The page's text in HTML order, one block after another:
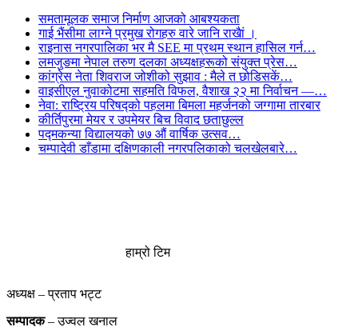
समतामूलक समाज निर्माण आजको आबश्यकता
गाई भैंसीमा लाग्ने प्रमुख रोगहरु वारे जानि राखैां ।
राइनास नगरपालिका भर मै SEE मा प्रथम स्थान हासिल गर्न…
लमजुङमा नेपाल तरुण दलका अध्यक्षहरूको संयुक्त प्रेस…
कांग्रेस नेता शिवराज जोशीको सुझाव : मैले त छोडिसकें…
वाइसीएल नुवाकोटमा सहमति विफल, वैशाख २२ मा निर्वाचन —…
नेवा: राष्ट्रिय परिषद्को पहलमा बिमला महर्जनको जग्गामा तारबार
कीर्तिपुरमा मेयर र उपमेयर बिच विवाद छताछुल्ल
पद्मकन्या विद्यालयको ७७ औं ‌‌वार्षिक ‌उत्सव…
चम्पादेवी डाँडामा दक्षिणकाली नगरपलिकाको चलखेलबारे…
हाम्रो टिम
अध्यक्ष – प्रताप भट्ट
सम्पादक– उज्वल खनाल